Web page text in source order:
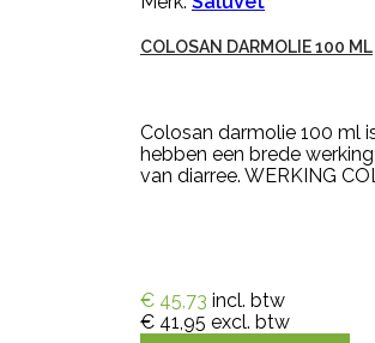
COLOSAN DARMOLIE 100 ML
Colosan darmolie 100 ml
hebben een brede
van diarree. WERKING
€ 45,73 incl. btw
€ 41,95 excl. btw